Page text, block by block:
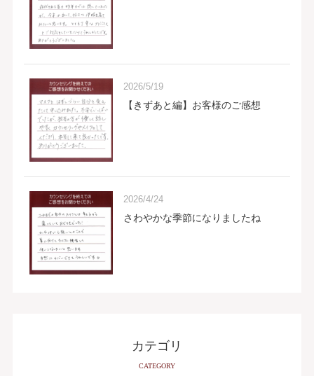
2026/5/19
【きずあと編】お客様のご感想
2026/4/24
さわやかな季節になりましたね
カテゴリ
CATEGORY